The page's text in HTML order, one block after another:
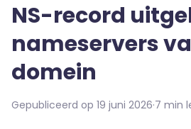
NS-record
nameservers
domein
Gepubliceerd op 19 juni 2026·7 min